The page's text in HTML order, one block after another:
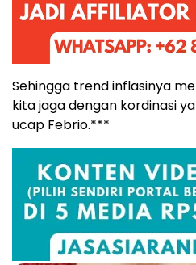
Sehingga trend inflasinya
kita jaga dengan kordinasi
ucap Febrio.***